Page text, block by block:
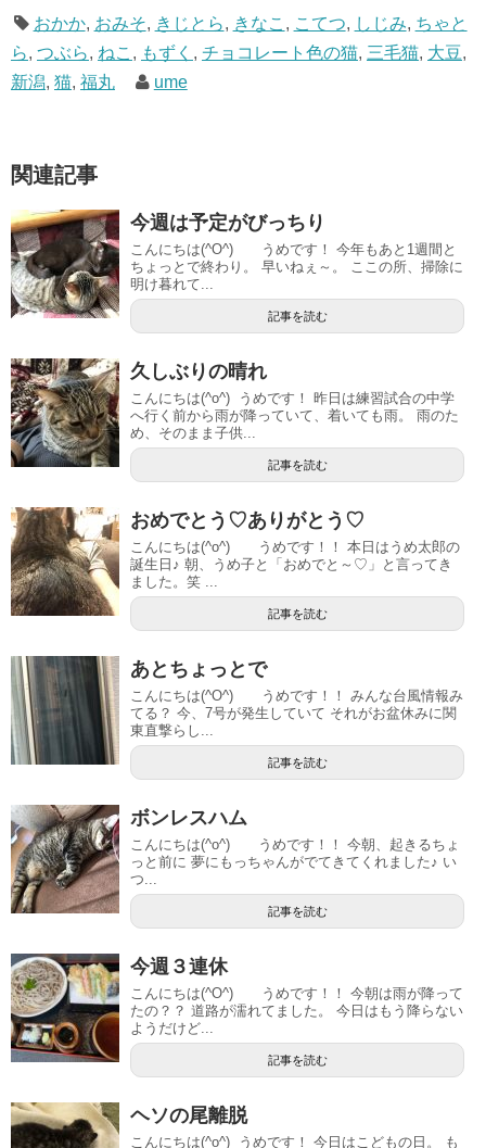
おかか, おみそ, きじとら, きなこ , こてつ, しじみ, ちゃと
ら, つぶら, ねこ , もずく , チョコレート色の猫, 三毛猫, 大豆,
新潟, 猫, 福丸 ume
関連記事
今週は予定がびっちり
こんにちは(^O^) うめです！ 今年もあと1週間と
ちょっとで終わり。 早いねぇ～。 ここの所、掃除に
明け暮れて...
記事を読む
久しぶりの晴れ
こんにちは(^o^) うめです！ 昨日は練習試合の中学
へ行く前から雨が降っていて、着いても雨。 雨のた
め、そのまま子供...
記事を読む
おめでとう♡ありがとう♡
こんにちは(^o^) うめです！！ 本日はうめ太郎の
誕生日♪ 朝、うめ子と「おめでと～♡」と言ってき
ました。笑 ...
記事を読む
あとちょっとで
こんにちは(^O^) うめです！！ みんな台風情報み
てる？ 今、7号が発生していて それがお盆休みに関
東直撃らし...
記事を読む
ボンレスハム
こんにちは(^o^) うめです！！ 今朝、起きるちょ
っと前に 夢にもっちゃんがでてきてくれました♪ い
つ...
記事を読む
今週３連休
こんにちは(^O^) うめです！！ 今朝は雨が降って
たの？？ 道路が濡れてました。 今日はもう降らない
ようだけど...
記事を読む
ヘソの尾離脱
こんにちは(^o^) うめです！ 今日はこどもの日。 も